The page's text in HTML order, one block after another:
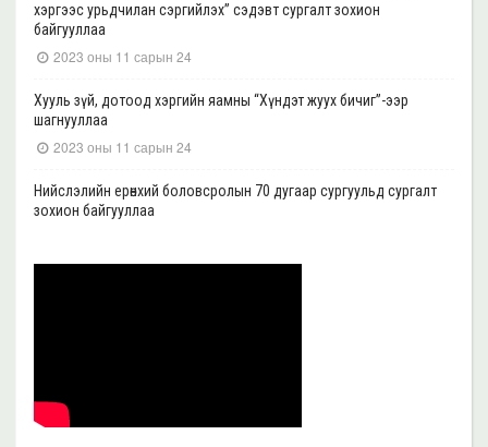
хэргээс урьдчилан сэргийлэх” сэдэвт сургалт зохион
байгууллаа
2023 оны 11 сарын 24
Хууль зүй, дотоод хэргийн яамны “Хүндэт жуух бичиг”-ээр
шагнууллаа
2023 оны 11 сарын 24
Нийслэлийн ерөнхий боловсролын 70 дугаар сургуульд сургалт
зохион байгууллаа
байгууллаа